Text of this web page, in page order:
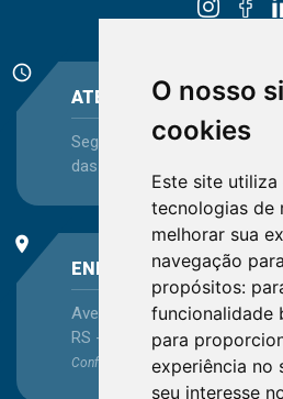
O nosso
cookies
Este site
tecnologias de
melhorar sua
navegação
propósitos:
funcionalidade
para
experiência no
seu interesse
schedule
ATENDIMENTO
Segunda-feira a Sexta-feira -
das 13:30 às 16:45
place
ENDEREÇO
Avenida Itaqui, 45, Bairro
RS - CEP 90460-140
Confira as demaislocalizações no